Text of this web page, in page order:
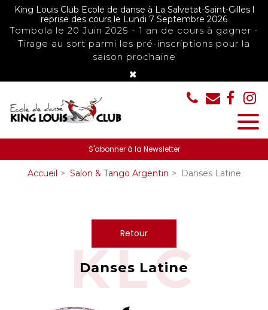
King Louis Club Ecole de danse à La Salvetat-Saint-Gilles l
reprise des cours le Lundi 7 Septembre 2026
Tombola le 20 Juin 2025 - 1 an de cours à gagner -
Tirage au sort parmi les pré-inscriptions pour la
saison prochaine
×
S'abonner à la Newsletter
Accueil Salon & Tango Argentin Danses Latine
Retour
Danses Latine
Panneau de gestion des cookies